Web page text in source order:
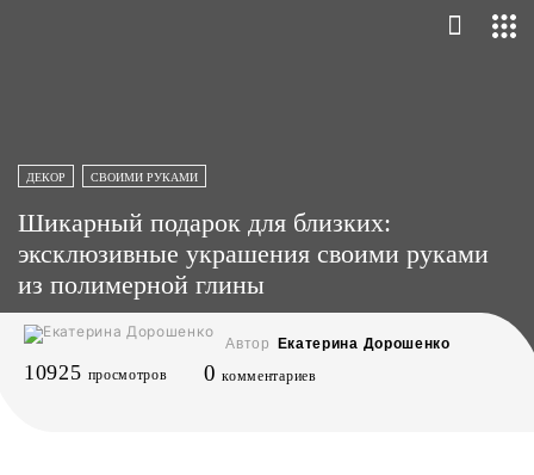
ДЕКОР СВОИМИ РУКАМИ
Шикарный подарок для близких:
эксклюзивные украшения своими руками
из полимерной глины
Автор Екатерина Дорошенко
10925 просмотров 0 комментариев